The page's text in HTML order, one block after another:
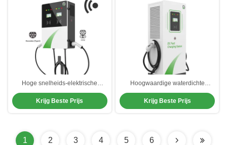
Hoge snelheids-elektrische
laadmachine type 2 met
overspanning
Krijg Beste Prijs
Hoogwaardige waterdichte
residentiële EV-oplaadstations
Universele elektrische auto-
oplader
Krijg Beste Prijs
1 2 3 4 5 6